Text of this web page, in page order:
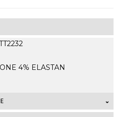
4% ELASTAN